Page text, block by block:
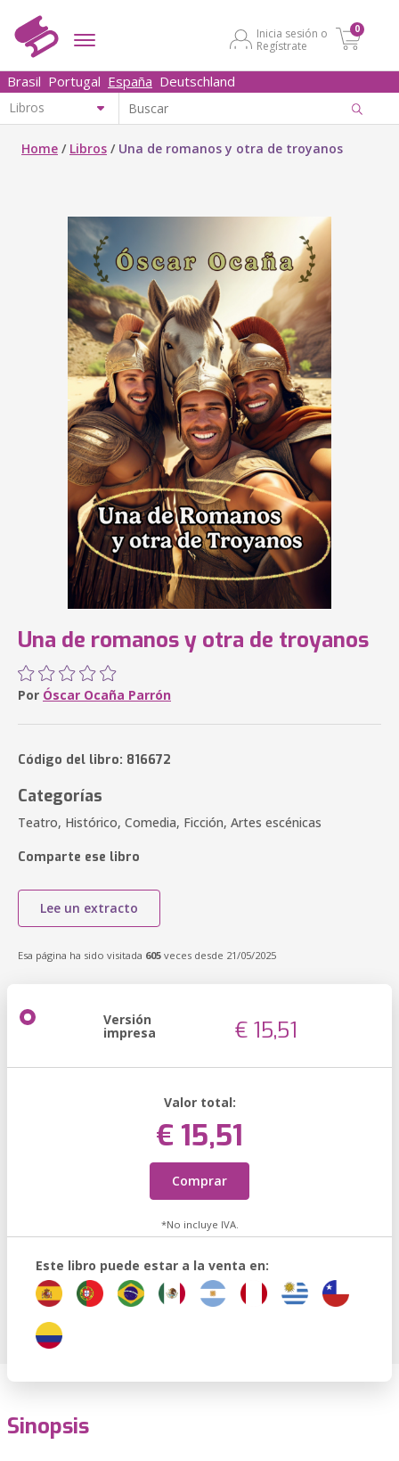
Inicia sesión o
Regístrate
0
Brasil Portugal España Deutschland
Home / Libros / Una de romanos y otra de troyanos
Una de romanos y otra de troyanos
Por Óscar Ocaña Parrón
Código del libro: 816672
Categorías
Teatro, Histórico, Comedia, Ficción, Artes escénicas
Comparte ese libro
Lee un extracto
Esa página ha sido visitada 605 veces desde 21/05/2025
Versión
impresa € 15,51
Valor total:
€ 15,51
Comprar
*No incluye IVA.
Este libro puede estar a la venta en:
Sinopsis